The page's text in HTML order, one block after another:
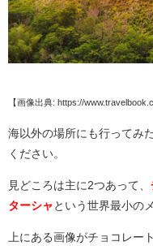
【画像出典: https://
海以外の場所にも行ってみ
ください。
見どころは主に2つあって、
ターシャ という世界最小の
上にある画像がチョコレー